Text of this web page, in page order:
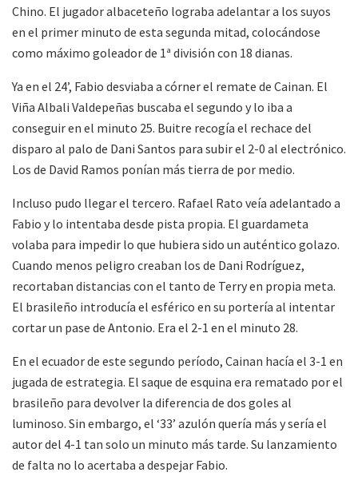
Chino. El jugador albaceteño lograba adelantar a los suyos
en el primer minuto de esta segunda mitad, colocándose
como máximo goleador de 1ª división con 18 dianas.
Ya en el 24’, Fabio desviaba a córner el remate de Cainan. El
Viña Albali Valdepeñas buscaba el segundo y lo iba a
conseguir en el minuto 25. Buitre recogía el rechace del
disparo al palo de Dani Santos para subir el 2-0 al electrónico.
Los de David Ramos ponían más tierra de por medio.
Incluso pudo llegar el tercero. Rafael Rato veía adelantado a
Fabio y lo intentaba desde pista propia. El guardameta
volaba para impedir lo que hubiera sido un auténtico golazo.
Cuando menos peligro creaban los de Dani Rodríguez,
recortaban distancias con el tanto de Terry en propia meta.
El brasileño introducía el esférico en su portería al intentar
cortar un pase de Antonio. Era el 2-1 en el minuto 28.
En el ecuador de este segundo período, Cainan hacía el 3-1 en
jugada de estrategia. El saque de esquina era rematado por el
brasileño para devolver la diferencia de dos goles al
luminoso. Sin embargo, el ‘33’ azulón quería más y sería el
autor del 4-1 tan solo un minuto más tarde. Su lanzamiento
de falta no lo acertaba a despejar Fabio.